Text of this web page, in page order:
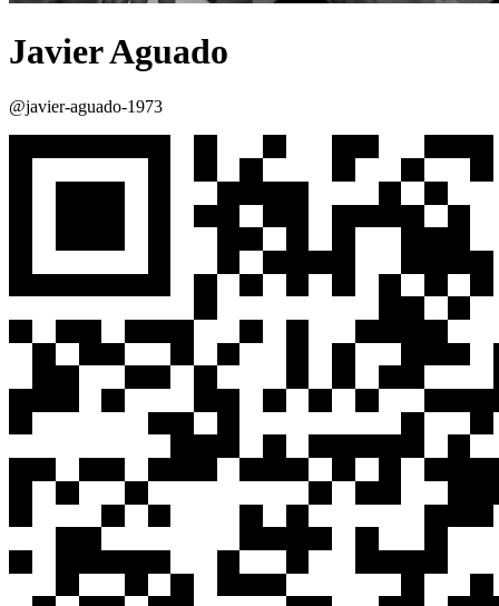
Javier Aguado
@javier-aguado-1973